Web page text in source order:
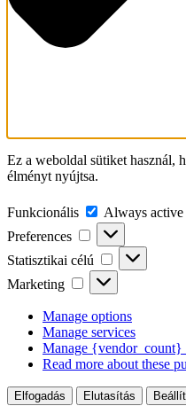
Ez a weboldal sütiket használ,
élményt nyújtsa.
Funkcionális Funkcionális
Always active
Preferences
Preferences
Statisztikai célú
Statisztikai
célú
Marketing
Marketing
Manage options
Manage services
Manage {vendor_count}
Read more about these
Elfogadás Elutasítás